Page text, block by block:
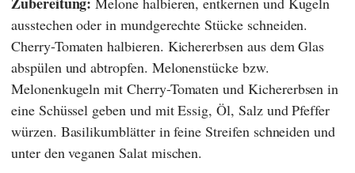
ausstechen oder in mundgerechte Stücke schneiden.
Cherry-Tomaten halbieren. Kichererbsen aus dem Glas
abspülen und abtropfen. Melonenstücke bzw.
Melonenkugeln mit Cherry-Tomaten und Kichererbsen in
eine Schüssel geben und mit Essig, Öl, Salz und Pfeffer
würzen. Basilikumblätter in feine Streifen schneiden und
unter den veganen Salat mischen.